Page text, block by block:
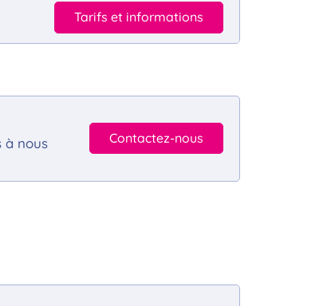
Tarifs et informations
à nous
Contactez-nous